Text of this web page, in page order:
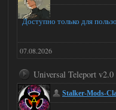
Доступно только для
07.08.2026
Universal Teleport v2.0
Stalker-Mods-